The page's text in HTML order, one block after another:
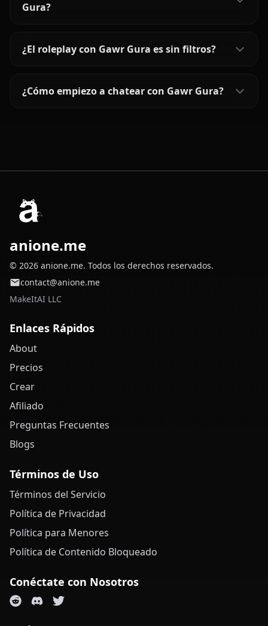
Gura?
¿El roleplay con Gawr Gura es sin filtros?
¿Cómo empiezo a chatear con Gawr Gura?
anione.me
© 2026 anione.me. Todos los derechos reservados.
contact@anione.me
MakeItAI LLC
Enlaces Rápidos
About
Precios
Crear
Afiliado
Preguntas Frecuentes
Blogs
Términos de Uso
Términos del Servicio
Política de Privacidad
Política para Menores
Política de Contenido Bloqueado
Conéctate con Nosotros